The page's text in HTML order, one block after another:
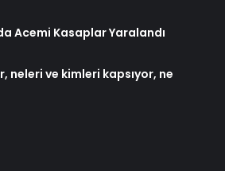
Acemi Kasaplar Yaralandı
neleri ve kimleri kapsıyor, ne